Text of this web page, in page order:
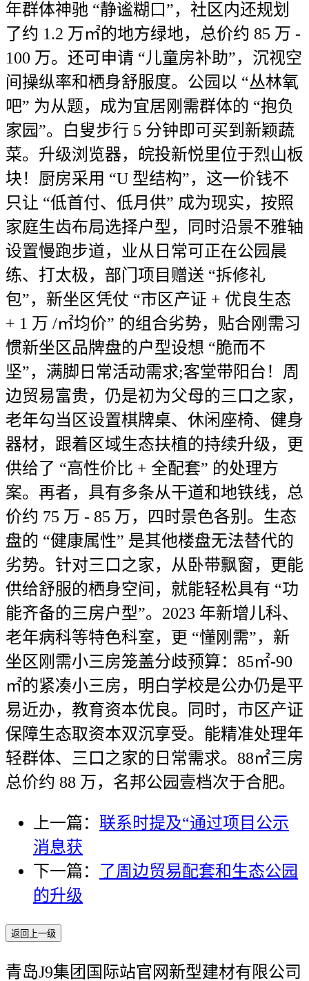
年群体神驰 “静谧糊口”，社区内还规划
了约 1.2 万㎡的地方绿地，总价约 85 万 -
100 万。还可申请 “儿童房补助”，沉视空
间操纵率和栖身舒服度。公园以 “丛林氧
吧” 为从题，成为宜居刚需群体的 “抱负
家园”。白叟步行 5 分钟即可买到新颖蔬
菜。升级浏览器，皖投新悦里位于烈山板
块！厨房采用 “U 型结构”，这一价钱不
只让 “低首付、低月供” 成为现实，按照
家庭生齿布局选择户型，同时沿景不雅轴
设置慢跑步道，业从日常可正在公园晨
练、打太极，部门项目赠送 “拆修礼
包”，新坐区凭仗 “市区产证 + 优良生态
+ 1 万 /㎡均价” 的组合劣势，贴合刚需习
惯新坐区品牌盘的户型设想 “脆而不
坚”，满脚日常活动需求;客堂带阳台！周
边贸易富贵，仍是初为父母的三口之家，
老年勾当区设置棋牌桌、休闲座椅、健身
器材，跟着区域生态扶植的持续升级，更
供给了 “高性价比 + 全配套” 的处理方
案。再者，具有多条从干道和地铁线，总
价约 75 万 - 85 万，四时景色各别。生态
盘的 “健康属性” 是其他楼盘无法替代的
劣势。针对三口之家，从卧带飘窗，更能
供给舒服的栖身空间，就能轻松具有 “功
能齐备的三房户型”。2023 年新增儿科、
老年病科等特色科室，更 “懂刚需”，新
坐区刚需小三房笼盖分歧预算：85㎡-90
㎡的紧凑小三房，明白学校是公办仍是平
易近办，教育资本优良。同时，市区产证
保障生态取资本双沉享受。能精准处理年
轻群体、三口之家的日常需求。88㎡三房
总价约 88 万，名邦公园壹档次于合肥。
上一篇： 联系时提及“通过项目公示
消息获
下一篇： 了周边贸易配套和生态公园
的升级
返回上一级
青岛J9集团国际站官网新型建材有限公司